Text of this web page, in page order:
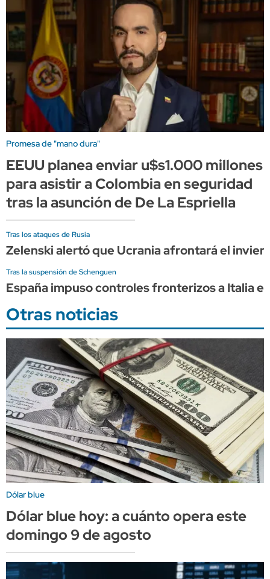
Promesa de "mano dura"
EEUU planea enviar u$s1.000 millones
para asistir a Colombia en seguridad
tras la asunción de De La Espriella
Tras los ataques de Rusia
Zelenski alertó que Ucrania afrontará el
Tras la suspensión de Schenguen
España impuso controles fronterizos a Italia
Otras noticias
Dólar blue
Dólar blue hoy: a cuánto opera este
domingo 9 de agosto